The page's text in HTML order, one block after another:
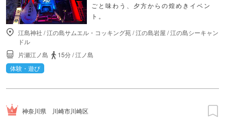
ごと味わう、夕方からの煌めきイベン
ト。
江島神社 /江の島サムエル・コッキング苑/江の島岩屋 /江の島シーキャン
ドル
片瀬江ノ島
15分/江ノ島
体験・遊び
神奈川県 川崎市川崎区